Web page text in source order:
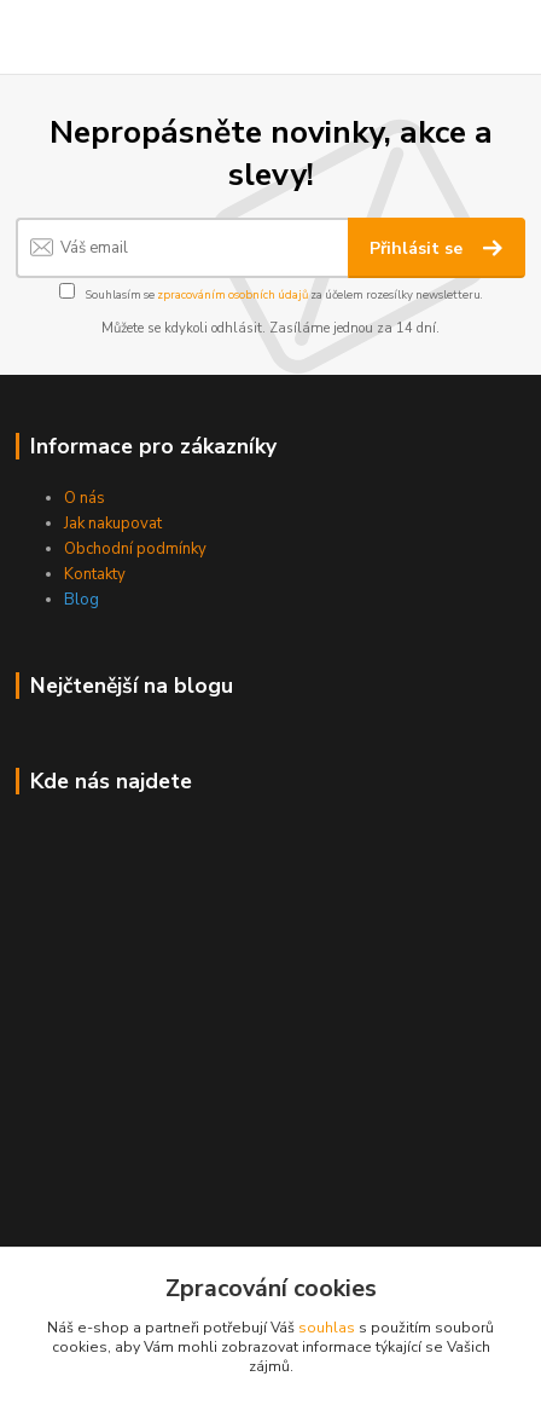
Nepropásněte novinky, akce a
slevy!
Přihlásit se
Souhlasím se zpracováním osobních údajůza účelem rozesílky newsletteru.
Můžete se kdykoli odhlásit. Zasíláme jednou za 14 dní.
Informace pro zákazníky
O nás
Jak nakupovat
Obchodní podmínky
Kontakty
Blog
Nejčtenější na blogu
Kde nás najdete
+420 777 271 162
(Po-Pá, 10-18 hod.)
Zpracování cookies
Náš e-shop a partneři potřebují Váš souhlas s použitím souborů
cookies, aby Vám mohli zobrazovat informace týkající se Vašich
zájmů.